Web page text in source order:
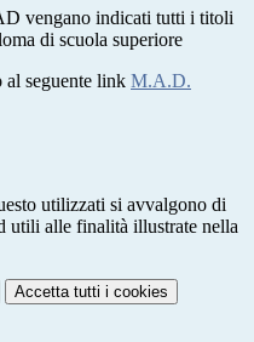
vengano indicati tutti i titoli
di scuola superiore
seguente link M.A.D.
utilizzati si avvalgono di
utili alle finalità illustrate nella
Accetta tutti i cookies